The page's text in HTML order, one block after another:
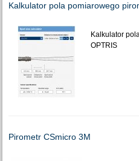
Kalkulator pola pomiarowego
Kalkulator
OPTRIS
Pirometr CSmicro 3M